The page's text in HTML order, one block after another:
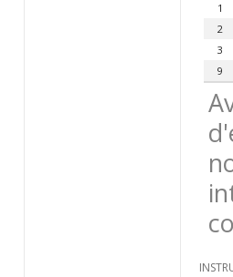
1
2
3
9